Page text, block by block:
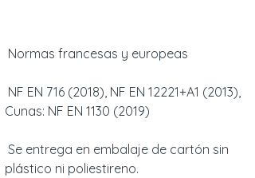
Normas francesas y europeas
NF EN 716 (2018), NF EN 12221+A1 (2013),
Cunas: NF EN 1130 (2019)
Se entrega en embalaje de cartón sin
plástico ni poliestireno.